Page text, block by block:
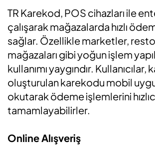
TR Karekod, POS cihazları ile
çalışarak mağazalarda hızlı
sağlar. Özellikle marketler,
mağazaları gibi yoğun işlem
kullanımı yaygındır. Kullanıcılar,
oluşturulan karekodu mobil
okutarak ödeme işlemlerini
tamamlayabilirler.
Online Alışveriş